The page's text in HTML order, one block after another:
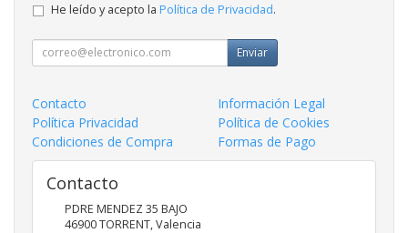
He leído y acepto la Política de Privacidad.
Enviar
Contacto
Información Legal
Política Privacidad
Política de Cookies
Condiciones de Compra
Formas de Pago
Contacto
PDRE MENDEZ 35 BAJO
46900TORRENT,Valencia